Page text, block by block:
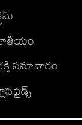
సమాచారం